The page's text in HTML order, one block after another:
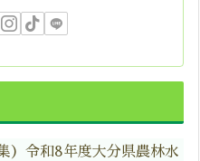
）令和8年度大分県農林水